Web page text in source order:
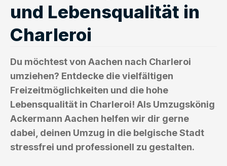
und Lebensqualität in
Charleroi
Du möchtest von Aachen nach Charleroi
umziehen? Entdecke die vielfältigen
Freizeitmöglichkeiten und die hohe
Lebensqualität in Charleroi! Als Umzugskönig
Ackermann Aachen helfen wir dir gerne
dabei, deinen Umzug in die belgische Stadt
stressfrei und professionell zu gestalten.